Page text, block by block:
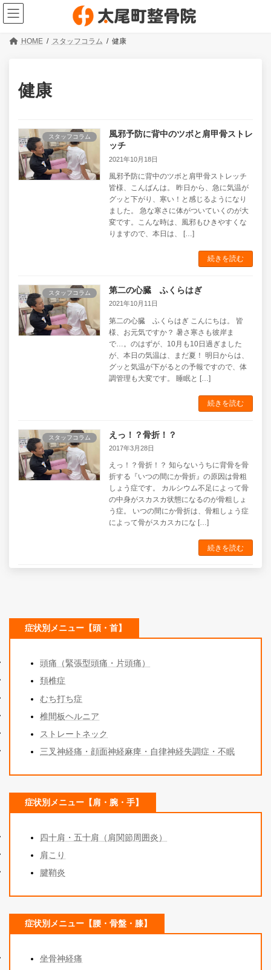
コ
ン
テ
ナ
ビ
ゲ
HOME スタッフコラム 健康
健康
スタッフコラム
風邪予防に背中のツボと肩甲骨ストレ
ッチ
2021年10月18日
風邪予防に背中のツボと肩甲骨ストレッチ
皆様、こんばんは。 昨日から、急に気温が
グッと下がり、寒い！と感じるようになり
ました。 急な寒さに体がついていくのが大
変です。こんな時は、風邪もひきやすくな
りますので、本日は、 […]
続きを読む
スタッフコラム 第二の心臓 ふくらはぎ
2021年10月11日
第二の心臓 ふくらはぎ こんにちは。 皆
様、お元気ですか？ 暑さ寒さも彼岸ま
で…。のはずが、10月も10日過ぎました
が、本日の気温は、まだ夏！ 明日からは、
グッと気温が下がるとの予報ですので、体
調管理も大変です。 睡眠と […]
続きを読む
スタッフコラム えっ！？骨折！？
2017年3月28日
えっ！？骨折！？ 知らないうちに背骨を骨
折する『いつの間にか骨折』の原因は骨粗
しょう症です。 カルシウム不足によって骨
の中身がスカスカ状態になるのが骨粗しょ
う症。 いつの間にか骨折は、骨粗しょう症
によって骨がスカスカにな […]
続きを読む
症状別メニュー【頭・首】
頭痛（緊張型頭痛・片頭痛）
頚椎症
むち打ち症
椎間板ヘルニア
ストレートネック
三叉神経痛・顔面神経麻痺・自律神経失調症・不眠
症状別メニュー【肩・腕・手】
四十肩・五十肩（肩関節周囲炎）
肩こり
腱鞘炎
症状別メニュー【腰・骨盤・膝】
坐骨神経痛